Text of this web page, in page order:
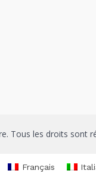
Tous les droits sont
Français